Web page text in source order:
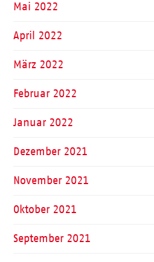
Mai 2022
April 2022
März 2022
Februar 2022
Januar 2022
Dezember 2021
November 2021
Oktober 2021
September 2021